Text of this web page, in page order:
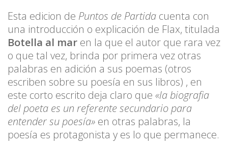
Esta edicion de Puntos de Partida cuenta con
una introducción o explicación de Flax, titulada
Botella al mar en la que el autor que rara vez
o que tal vez, brinda por primera vez otras
palabras en adición a sus poemas (otros
escriben sobre su poesía en sus libros) , en
este corto escrito deja claro que «la biografia
del poeta es un referente secundario para
entender su poesía» en otras palabras, la
poesía es protagonista y es lo que permanece.